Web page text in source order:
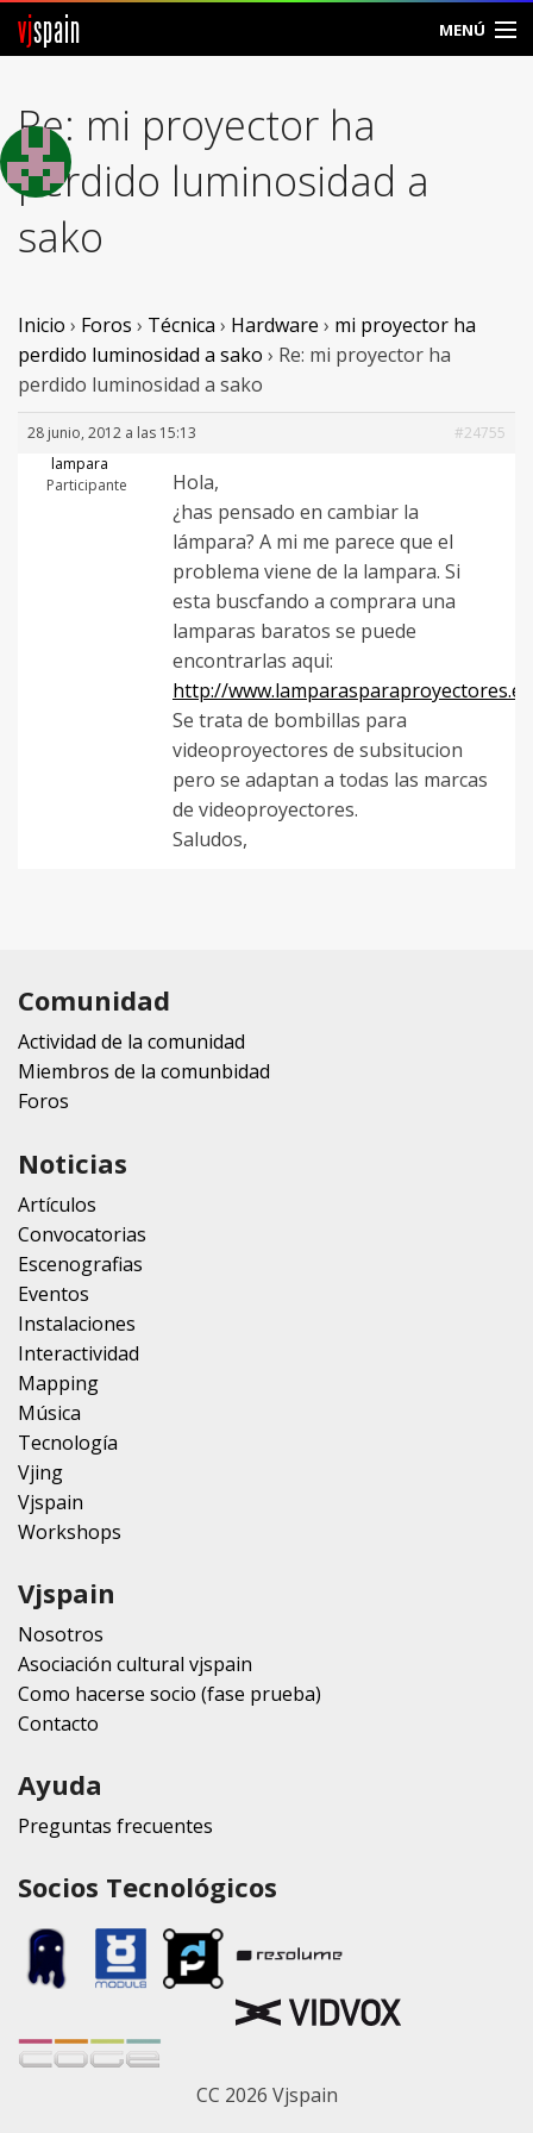
vjspain MENÚ
Foros
Noticias
Vjspain
Ayuda
Contacto
Entrar
Crear Cuenta
Re: mi proyector ha
perdido luminosidad a
sako
Inicio › Foros › Técnica › Hardware › mi proyector ha
perdido luminosidad a sako › Re: mi proyector ha
perdido luminosidad a sako
28 junio, 2012 a las 15:13
#24755
lampara
Participante
Hola,
¿has pensado en cambiar la
lámpara? A mi me parece que el
problema viene de la lampara. Si
esta buscfando a comprara una
lamparas baratos se puede
encontrarlas aqui:
http://
Se trata de bombillas para
videoproyectores de subsitucion
pero se adaptan a todas las marcas
de videoproyectores.
Saludos,
Comunidad
Actividad de la comunidad
Miembros de la comunbidad
Foros
Noticias
Artículos
Convocatorias
Escenografias
Eventos
Instalaciones
Interactividad
Mapping
Música
Tecnología
Vjing
Vjspain
Workshops
Vjspain
Nosotros
Asociación cultural vjspain
Como hacerse socio (fase prueba)
Contacto
Ayuda
Preguntas frecuentes
Socios Tecnológicos
CC 2026 Vjspain